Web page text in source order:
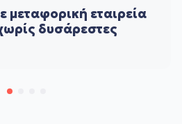
μεταφορική εταιρεία
δυσάρεστες